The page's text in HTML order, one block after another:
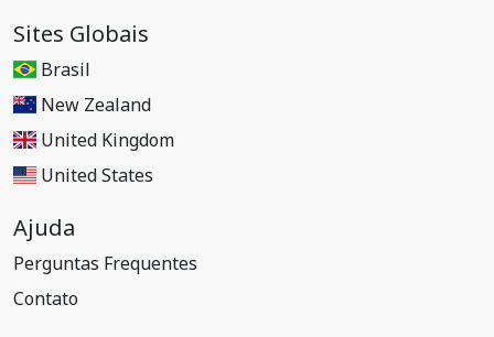
Sites Globais
Brasil
New Zealand
United Kingdom
United States
Ajuda
Perguntas Frequentes
Contato